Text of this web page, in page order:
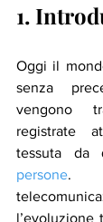
1.
Oggi il
senza
vengono
registrate
tessuta da
persone.
l’evoluzione